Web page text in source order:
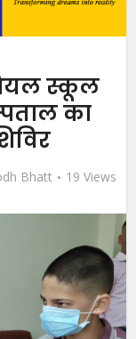
स्कूल
का
Bhatt 19 Views